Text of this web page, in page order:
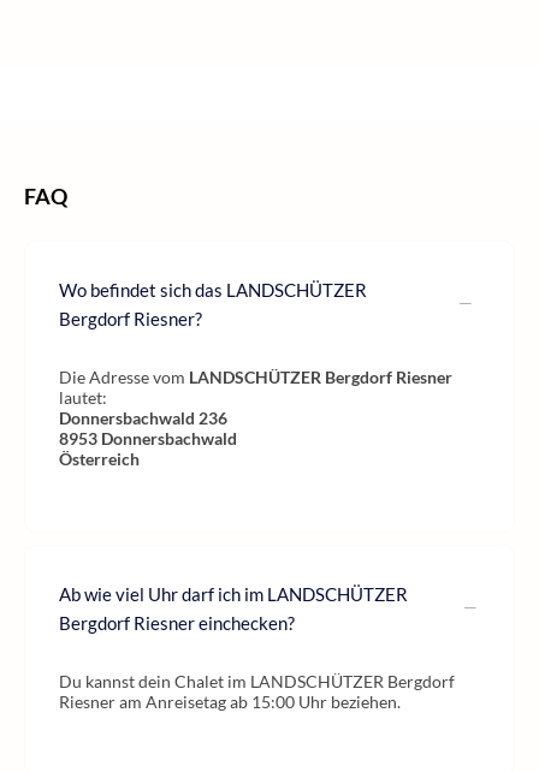
FAQ
Wo befindet sich das LANDSCHÜTZER
Bergdorf Riesner?
Die Adresse vom LANDSCHÜTZER Bergdorf Riesner
lautet:
Donnersbachwald 236
8953 Donnersbachwald
Österreich
Ab wie viel Uhr darf ich im LANDSCHÜTZER
Bergdorf Riesner einchecken?
Du kannst dein Chalet im LANDSCHÜTZER Bergdorf
Riesner am Anreisetag ab 15:00 Uhr beziehen.